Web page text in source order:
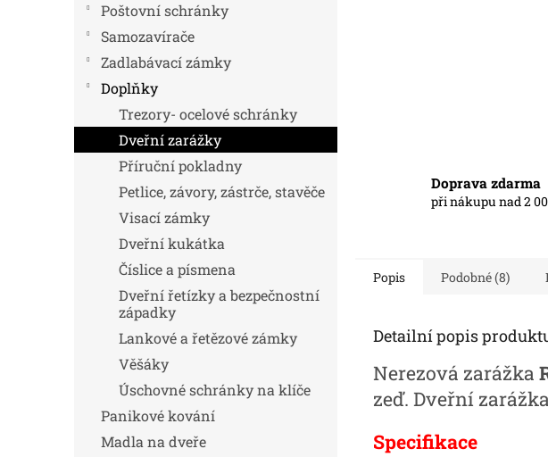
Poštovní schránky
Samozavírače
Zadlabávací zámky
Doplňky
Trezory- ocelové schránky
Dveřní zarážky
Příruční pokladny
Petlice, závory, zástrče, stavěče
Visací zámky
Dveřní kukátka
Číslice a písmena
Dveřní řetízky a bezpečnostní
západky
Lankové a řetězové zámky
Věšáky
Úschovné schránky na klíče
Panikové kování
Madla na dveře
Doprava zdarma
při nákupu nad 2
Popis Podobné (8)
Detailní popis
Nerezová zarážka
zeď. Dveřní
Specifikace